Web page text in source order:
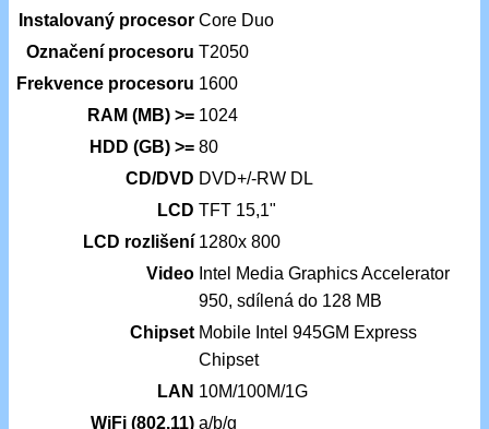
Instalovaný procesor Core Duo
Označení procesoru T2050
Frekvence procesoru 1600
RAM (MB) >= 1024
HDD (GB) >= 80
CD/DVD DVD+/-RW DL
LCD TFT 15,1"
LCD rozlišení 1280x 800
Video Intel Media Graphics Accelerator
950, sdílená do 128 MB
Chipset Mobile Intel 945GM Express
Chipset
LAN 10M/100M/1G
WiFi (802.11) a/b/g